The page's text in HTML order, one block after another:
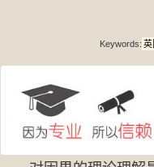
Keywords: 英